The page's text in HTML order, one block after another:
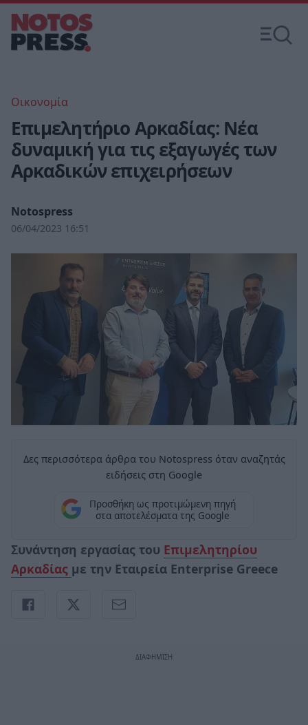
Οικονομία
Επιμελητήριο Αρκαδίας: Νέα
δυναμική για τις εξαγωγές των
Αρκαδικών επιχειρήσεων
Notospress
06/04/2023 16:51
Δες περισσότερα άρθρα του Notospress όταν αναζητάς
ειδήσεις στη Google
Προσθήκη ως προτιμώμενη πηγή
στα αποτελέσματα της Google
Συνάντηση εργασίας του Επιμελητηρίου
Αρκαδίας με την Εταιρεία Enterprise Greece